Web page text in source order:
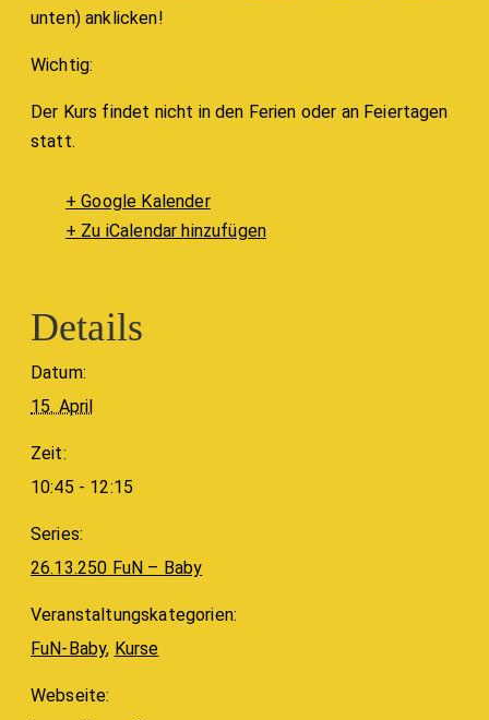
unten) anklicken!
Wichtig:
Der Kurs findet nicht in den Ferien oder an Feiertagen
statt.
+ Google Kalender
+ Zu iCalendar hinzufügen
Details
Datum:
15. April
Zeit:
10:45 - 12:15
Series:
26.13.250 FuN – Baby
Veranstaltungskategorien:
FuN-Baby, Kurse
Webseite: